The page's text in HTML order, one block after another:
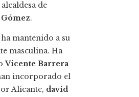
de
.
mantenido a su
masculina. Ha
Vicente Barrera
incorporado el
Alicante, david